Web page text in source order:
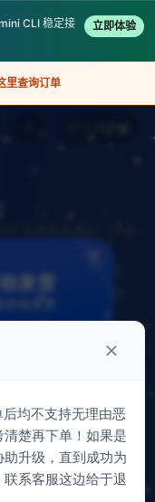
CLI 稳定接
立即体验
里查询订单